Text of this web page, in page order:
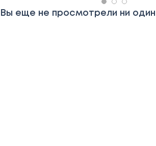
Вы еще не просмотрели ни